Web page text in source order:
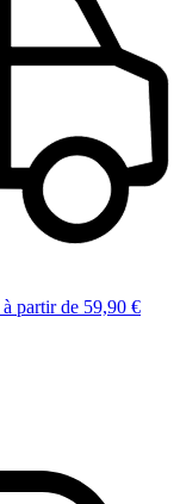
à partir de 59,90 €